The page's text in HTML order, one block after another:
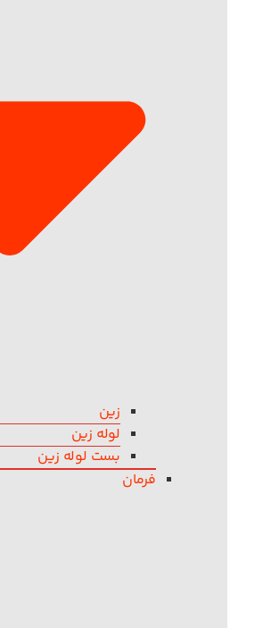
زین
لوله زین
بست لوله زین
فرمان